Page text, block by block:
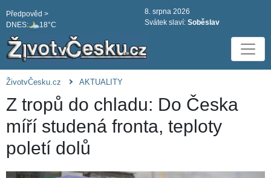
DNES: 18°C
Předpověd >
8. srpna 2026
Svátek slaví: Soběslav
ŽivotvČesku.cz AKTUALITY
Z tropů do chladu: Do Česka
míří studená fronta, teploty
poletí dolů